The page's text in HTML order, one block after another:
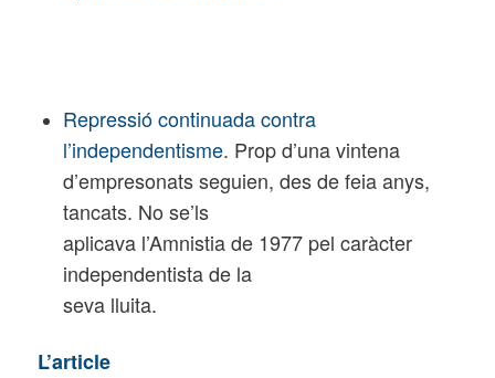
Repressió continuada contra
l’independentisme. Prop d’una vintena
d’empresonats seguien, des de feia anys,
tancats. No se’ls
aplicava l’Amnistia de 1977 pel caràcter
independentista de la
seva lluita.
L’article